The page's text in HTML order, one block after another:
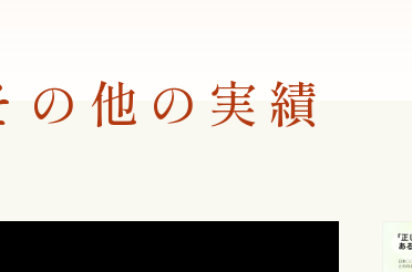
の他の実績